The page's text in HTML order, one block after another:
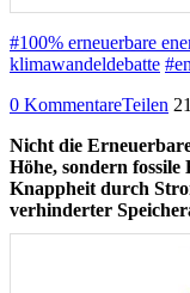
#100% erneuerbare
klimawandeldebatte
0 KommentareTeilen
Nicht die
Höhe, sondern
Knappheit durch
verhinderter